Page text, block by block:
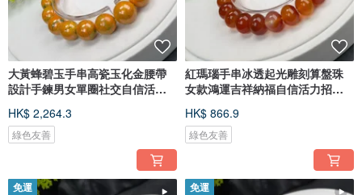
大黃蜂碧玉手串高瓷玉化金腰帶
設計手鍊男女單圈社交自信活力
HK$ 2,264.3
綠色友善
紅瑪瑙手串冰透起光雕刻算盤珠
女款鴻運吉祥納福自信活力招財
HK$ 866.9
綠色友善
免運 免運